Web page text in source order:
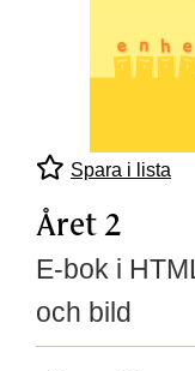
Spara i lista
Året 2
E-bok i
och bild